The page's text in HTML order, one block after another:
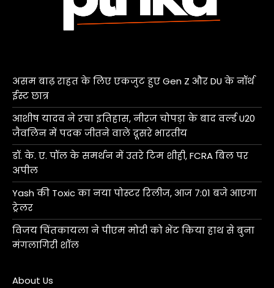
असम बाढ़ राहत के लिए एकजुट हुए Gen Z और DU के नॉर्थ
ईस्ट छात्र
आशीष यादव ने रचा इतिहास, नीरज चोपड़ा के बाद वर्ल्ड U20
जैवलिन में पदक जीतने वाले दूसरे भारतीय
डॉ. के. ए. पॉल के समर्थन में उतरे टिम शीही, FCRA बिल पर
अपील
Yash की Toxic का नया पोस्टर रिलीज, आज 7:01 बजे आएगा
ट्रेलर
विजय चिंतकायला ने पीएम मोदी को भेंट किया हाथ से बुना
मंगलागिरी शॉल
About Us